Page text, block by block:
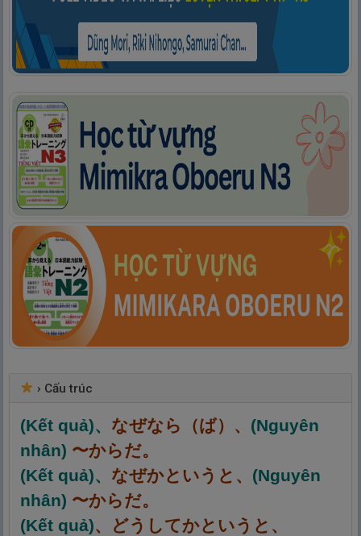
› Cấu trúc
(Kết quả)、 なぜなら（ば）、 (Nguyên
nhân) 〜からだ。
(Kết quả)、 なぜかというと、 (Nguyên
nhân) 〜からだ。
(Kết quả)、どうしてかというと、